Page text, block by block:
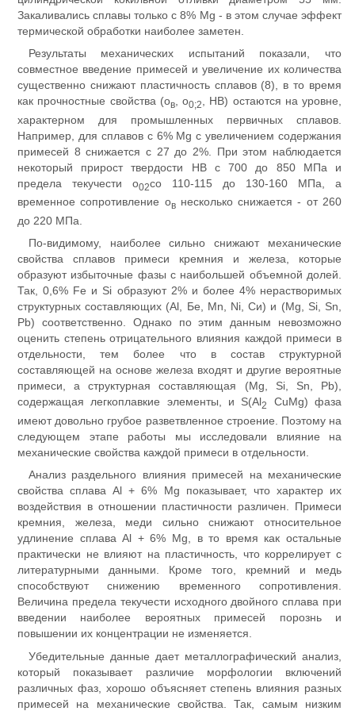
Закаливались сплавы только с 8% Mg - в этом случае эффект
термической обработки наиболее заметен.
Результаты механических испытаний показали, что
совместное введение примесей и увеличение их количества
существенно снижают пластичность сплавов (8), в то время
как прочностные свойства (ов, о0;2
, НВ) остаются на уровне,
характерном для промышленных первичных сплавов.
Например, для сплавов с 6% Mg с увеличением содержания
примесей 8 снижается с 27 до 2%. При этом наблюдается
некоторый прирост твердости НВ с 700 до 850 МПа и
предела текучести о02со 110-115 до 130-160 МПа, а
временное сопротивление овнесколько снижается - от 260
до 220 МПа.
По-видимому, наиболее сильно снижают механические
свойства сплавов примеси кремния и железа, которые
образуют избыточные фазы с наибольшей объемной долей.
Так, 0,6% Fe и Si образуют 2% и более 4% нерастворимых
структурных составляющих (Al, Бе, Mn, Ni, Си) и (Mg, Si, Sn,
Pb) соответственно. Однако по этим данным невозможно
оценить степень отрицательного влияния каждой примеси в
отдельности, тем более что в состав структурной
составляющей на основе железа входят и другие вероятные
примеси, а структурная составляющая (Mg, Si, Sn, Pb),
содержащая легкоплавкие элементы, и S(Al2
CuMg) фаза
имеют довольно грубое разветвленное строение. Поэтому на
следующем этапе работы мы исследовали влияние на
механические свойства каждой примеси в отдельности.
Анализ раздельного влияния примесей на механические
свойства сплава Al + 6% Mg показывает, что характер их
воздействия в отношении пластичности различен. Примеси
кремния, железа, меди сильно снижают относительное
удлинение сплава Al + 6% Mg, в то время как остальные
практически не влияют на пластичность, что коррелирует с
литературными данными. Кроме того, кремний и медь
способствуют снижению временного сопротивления.
Величина предела текучести исходного двойного сплава при
введении наиболее вероятных примесей порознь и
повышении их концентрации не изменяется.
Убедительные данные дает металлографический анализ,
который показывает различие морфологии включений
различных фаз, хорошо объясняет степень влияния разных
примесей на механические свойства. Так, самым низким